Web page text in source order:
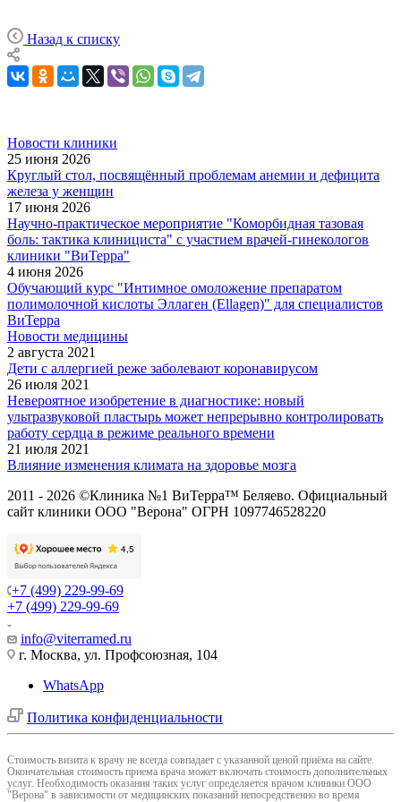
Назад к списку
Новости клиники
25 июня 2026
Круглый стол, посвящённый проблемам анемии и дефицита
железа у женщин
17 июня 2026
Научно-практическое мероприятие "Коморбидная тазовая
боль: тактика клинициста" с участием врачей-гинекологов
клиники "ВиТерра"
4 июня 2026
Обучающий курс "Интимное омоложение препаратом
полимолочной кислоты Эллаген (Ellagen)" для специалистов
ВиТерра
Новости медицины
2 августа 2021
Дети с аллергией реже заболевают коронавирусом
26 июля 2021
Невероятное изобретение в диагностике: новый
ультразвуковой пластырь может непрерывно контролировать
работу сердца в режиме реального времени
21 июля 2021
Влияние изменения климата на здоровье мозга
2011 - 2026 ©Клиника №1 ВиТерра™ Беляево. Официальный
сайт клиники ООО "Верона" ОГРН 1097746528220
+7 (499) 229-99-69
+7 (499) 229-99-69
info@viterramed.ru
г. Москва, ул. Профсоюзная, 104
WhatsApp
Политика конфиденциальности
Cтоимость визита к врачу не всегда совпадает с указанной ценой приёма на сайте.
Окончательная стоимость приема врача может включать стоимость дополнительных
услуг. Необходимость оказания таких услуг определяется врачом клиники ООО
"Верона" в зависимости от медицинских показаний непосредственно во время